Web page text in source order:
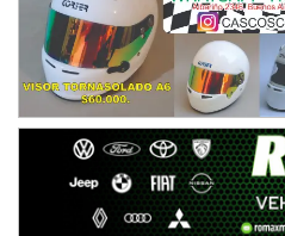
08/09-AGO
IAME SERIES ARGENTINA 6
Ramiro Tot (Asfalto)
Baradero (Buenos Aires)
KDO - F6
Ciudad de Trenque Lauquen (Asfalto)
Trenque Lauquen (Buenos Aires)